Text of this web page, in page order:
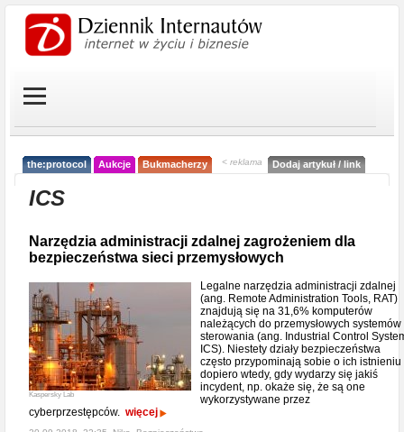
the:protocol Aukcje Bukmacherzy < reklama Dodaj artykuł / link
ICS
Narzędzia administracji zdalnej zagrożeniem dla
bezpieczeństwa sieci przemysłowych
Kaspersky Lab
Legalne narzędzia administracji zdalnej
(ang. Remote Administration Tools, RAT)
znajdują się na 31,6% komputerów
należących do przemysłowych systemów
sterowania (ang. Industrial Control
ICS). Niestety działy bezpieczeństwa
często przypominają sobie o ich istnieniu
dopiero wtedy, gdy wydarzy się jakiś
incydent, np. okaże się, że są one
wykorzystywane przez
cyberprzestępców. więcej